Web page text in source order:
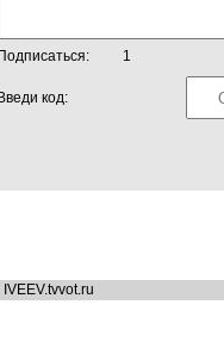
Подписаться: 1
Введи код: